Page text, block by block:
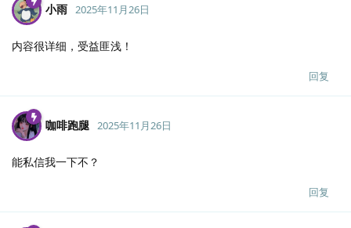
小雨 2025年11月26日
内容很详细，受益匪浅！
回复
咖啡跑腿 2025年11月26日
能私信我一下不？
回复